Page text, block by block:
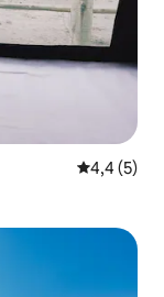
4,4 (5)